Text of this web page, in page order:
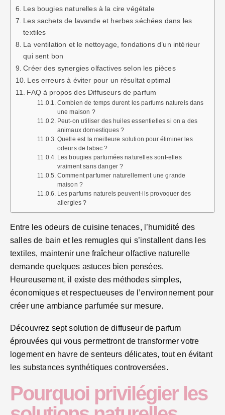
Les bougies naturelles à la cire végétale
Les sachets de lavande et herbes séchées dans les
textiles
La ventilation et le nettoyage, fondations d’un intérieur
qui sent bon
Créer des synergies olfactives selon les pièces
Les erreurs à éviter pour un résultat optimal
FAQ à propos des Diffuseurs de parfum
Combien de temps durent les parfums naturels dans
une maison ?
Peut-on utiliser des huiles essentielles si on a des
animaux domestiques ?
Quelle est la meilleure solution pour éliminer les
odeurs de tabac ?
Les bougies parfumées naturelles sont-elles
vraiment sans danger ?
Comment parfumer naturellement une grande
maison ?
Les parfums naturels peuvent-ils provoquer des
allergies ?
Entre les odeurs de cuisine tenaces, l’humidité des
salles de bain et les remugles qui s’installent dans les
textiles, maintenir une fraîcheur olfactive naturelle
demande quelques astuces bien pensées.
Heureusement, il existe des méthodes simples,
économiques et respectueuses de l’environnement pour
créer une ambiance parfumée sur mesure.
Découvrez sept solution de diffuseur de parfum
éprouvées qui vous permettront de transformer votre
logement en havre de senteurs délicates, tout en évitant
les substances synthétiques controversées.
Pourquoi privilégier les